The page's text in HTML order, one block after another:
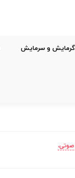
گرمایش و سرمایش